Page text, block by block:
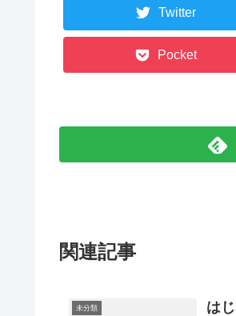
Twitter
Pocket
関連記事
未分類 は